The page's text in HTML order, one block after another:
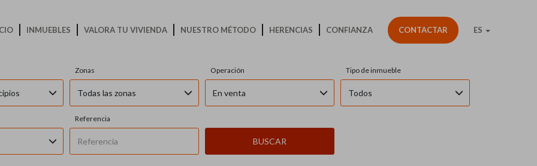
INMUEBLES VALORA TU VIVIENDA NUESTRO MÉTODO HERENCIAS CONFIANZA CONTACTAR ES
INMUEBLES EN VENTA EN
Zonas
Todas las zonas
Operación
En venta
Tipo de inmueble
Todos
Referencia
BUSCAR